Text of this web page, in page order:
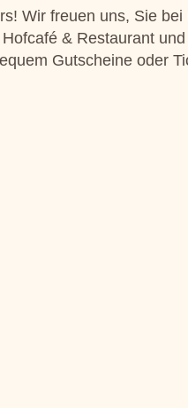
Wir freuen uns, Sie
& Restaurant
Gutscheine oder